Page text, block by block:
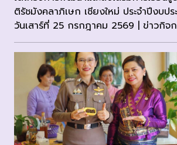
ติรัชมังคลาภิเษก เชียงใหม่ ประจำปีงบ
วันเสาร์ที่ 25 กรกฎาคม 2569 | ข่าวกิจ